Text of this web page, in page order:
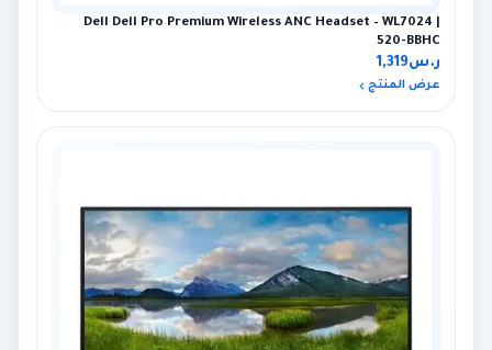
Dell Dell Pro Premium Wireless ANC Headset – WL7024 |
520-BBHC
ر.س1,319
عرض المنتج